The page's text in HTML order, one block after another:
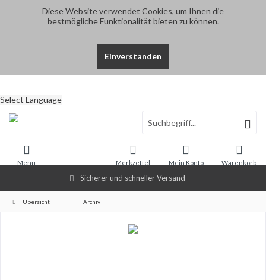
Diese Website verwendet Cookies, um Ihnen die
bestmögliche Funktionalität bieten zu können.
Einverstanden
Sicherer und schneller Versand
Select Language
Warenkorb
Merkzettel Mein Konto
Menü
Übersicht Archiv